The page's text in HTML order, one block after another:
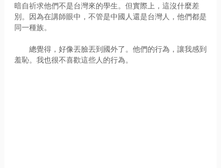
暗自祈求他們不是台灣來的學生。但實際上，這沒什麼差
別。因為在講師眼中，不管是中國人還是台灣人，他們都是
同一種族。
總覺得，好像丟臉丟到國外了。他們的行為，讓我感到
羞恥。我也很不喜歡這些人的行為。